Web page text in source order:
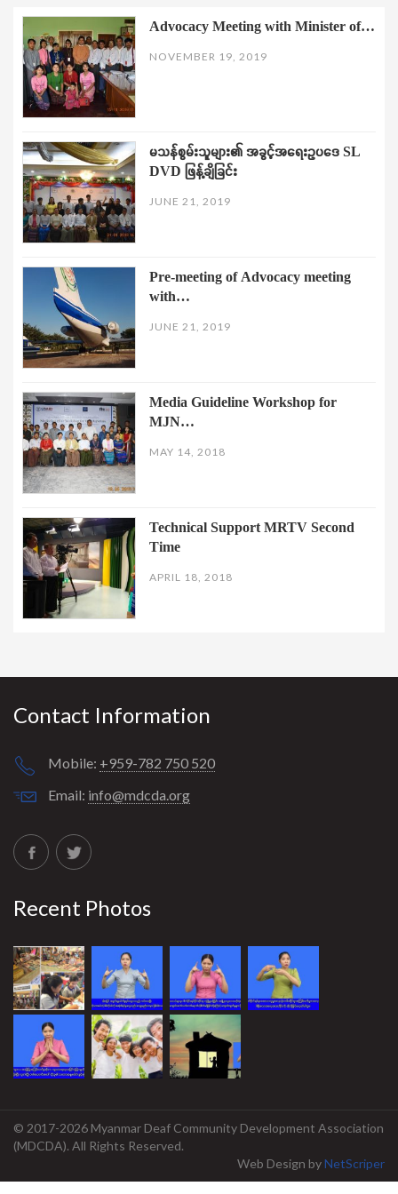
Advocacy Meeting with Minister of…
NOVEMBER 19, 2019
မသန်စွမ်းသူများ၏ အခွင့်အရေးဥပဒေ SL
DVD ဖြန့်ချိခြင်း
JUNE 21, 2019
Pre-meeting of Advocacy meeting
with…
JUNE 21, 2019
Media Guideline Workshop for
MJN…
MAY 14, 2018
Technical Support MRTV Second
Time
APRIL 18, 2018
Contact Information
Mobile: +959-782 750 520
Email: info@mdcda.org
Recent Photos
© 2017-2026 Myanmar Deaf Community Development Association
(MDCDA). All Rights Reserved.
Web Design byNetScriper